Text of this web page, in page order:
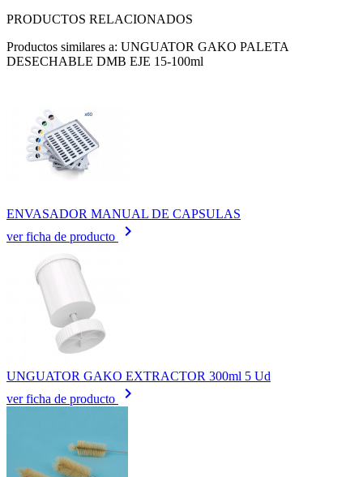
PRODUCTOS RELACIONADOS
Productos similares a: UNGUATOR GAKO PALETA
DESECHABLE DMB EJE 15-100ml
ENVASADOR MANUAL DE CAPSULAS
ver ficha de producto
keyboard_arrow_right
UNGUATOR GAKO EXTRACTOR 300ml 5 Ud
ver ficha de producto
keyboard_arrow_right